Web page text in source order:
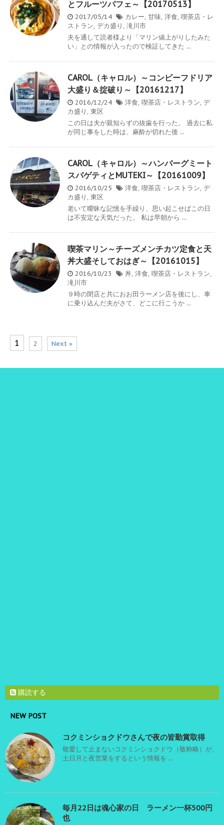
とフルーツパフェ～【20170513】
2017/05/14 カレー, 甘味, 洋食, 喫茶店・レ
ストラン, デカ盛り , 滝川市
夫を通して読者様より「マリン値上がりしたみた
い」との情報が入ったので検証してきた ...
CAROL（キャロル）～コンビーフドリア
大盛り＆掟破り～【20161217】
2016/12/24 洋食, 喫茶店・レストラン, デ
カ盛り , 東区
この日は夫が親知らずの抜歯を行った。 過去に私
が同じ事をした時は、麻酔が切れた後 ...
CAROL（キャロル）～ハンバーグミート
スパゲティとMUTEKI～【20161009】
2016/10/25 洋食, 喫茶店・レストラン, デ
カ盛り , 東区
老いて曖昧な記憶を手繰り、思い起こせばこの日
は不安定な天気だった。 私は早朝から ...
喫茶マリン～チーズメンチカツ定食と天
丼大盛そしておはぎ～【20161015】
2016/10/23 丼, 洋食, 喫茶店・レストラン,
滝川市
９時の閉店と共におお田ラーメン店を後にし、車
に乗り込んだ夫がさて、どこに行こうか ...
1 2 Next »
購読する
NEW POST
コクミンショクドウさんで夜の皆勤賞取得
敬愛して止まないコクミンショクドウ（敬称略）が、
土日月と夜営業をするという情報を ...
毎月22日は魂心家の日 ラーメン一杯500円
也